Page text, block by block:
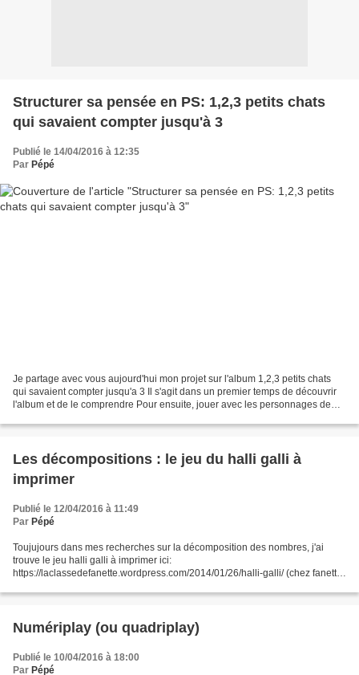
Structurer sa pensée en PS: 1,2,3 petits chats
qui savaient compter jusqu'à 3
Publié le 14/04/2016 à 12:35
Par Pépé
Je partage avec vous aujourd'hui mon projet sur l'album 1,2,3 petits chats
qui savaient compter jusqu'a 3 Il s'agit dans un premier temps de découvrir
l'album et de le comprendre Pour ensuite, jouer avec les personnages de
Les décompositions : le jeu du halli galli à
imprimer
Publié le 12/04/2016 à 11:49
Par Pépé
Toujujours dans mes recherches sur la décomposition des nombres, j'ai
trouve le jeu halli galli à imprimer ici:
https://laclassedefanette.wordpress.com/2014/01/26/halli-galli/ (chez fanette)
blog.com/article-comment-jouer-au-halli-galli-98792296.html...
Numériplay (ou quadriplay)
Publié le 10/04/2016 à 18:00
Par Pépé